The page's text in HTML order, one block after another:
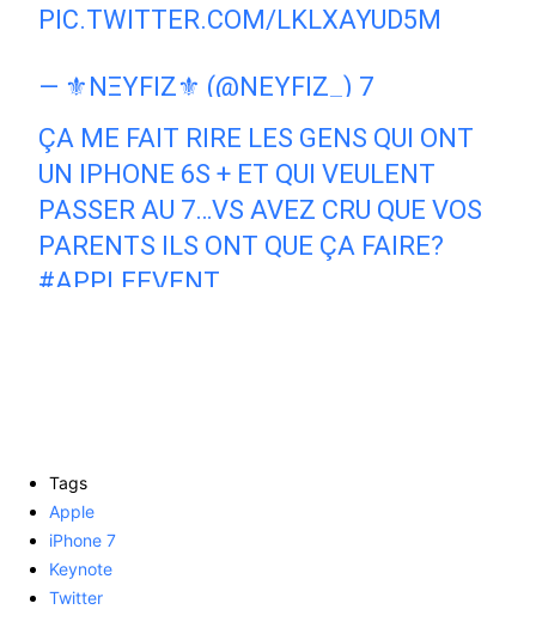
PIC.TWITTER.COM/LKLXAYUD5M
— ⚜NΞYFIZ⚜ (@NEYFIZ_) 7
SEPTEMBRE 2016
ÇA ME FAIT RIRE LES GENS QUI ONT
UN IPHONE 6S + ET QUI VEULENT
PASSER AU 7…VS AVEZ CRU QUE VOS
PARENTS ILS ONT QUE ÇA FAIRE?
#APPLEEVENT
Tags
Apple
iPhone 7
Keynote
Twitter